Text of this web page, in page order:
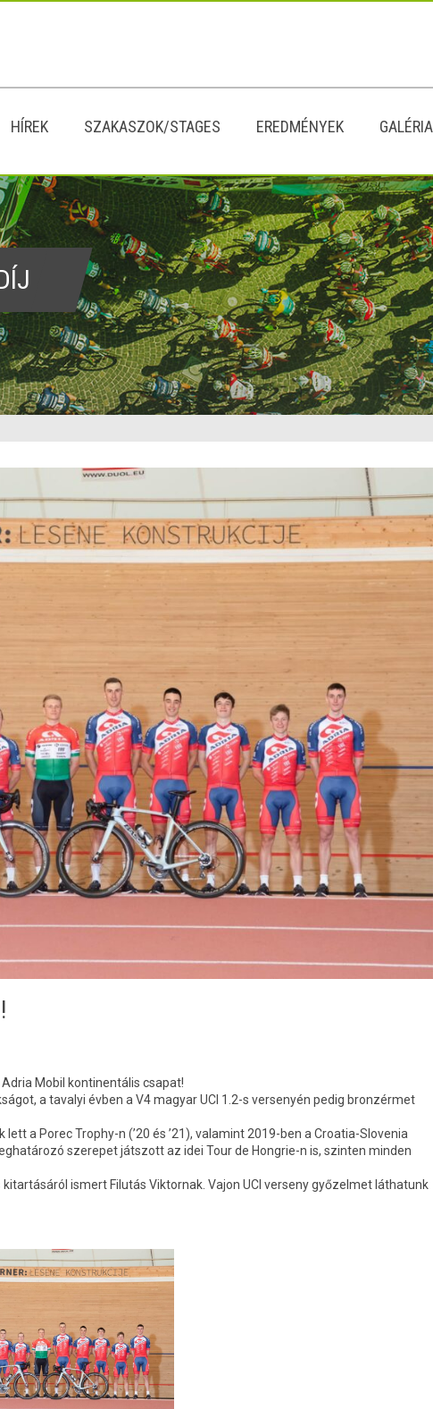
HÍREK SZAKASZOK/STAGES EREDMÉNYEK GALÉRIA
Mobil kontinentális csapat!
a tavalyi évben a V4 magyar UCI 1.2-s versenyén pedig bronzérmet
a Porec Trophy-n (’20 és ’21), valamint 2019-ben a Croatia-Slovenia
szerepet játszott az idei Tour de Hongrie-n is, szinten minden
ismert Filutás Viktornak. Vajon UCI verseny győzelmet láthatunk